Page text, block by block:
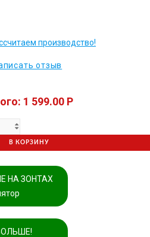
производство!
отзыв
1 599.00 P
В КОРЗИНУ
НА ЗОНТАХ